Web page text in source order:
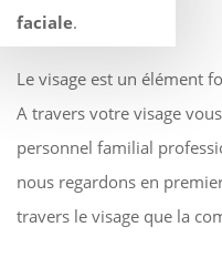
faciale.
Le visage est un élément
A travers votre visage
personnel familial
nous regardons en
travers le visage que la